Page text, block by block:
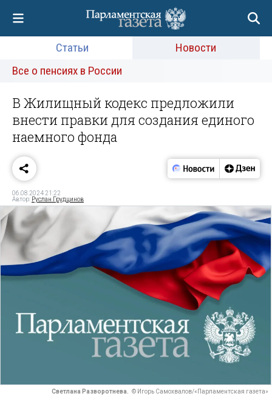
Статьи
Новости
Все о пенсиях в России
В Жилищный кодекс предложили
внести правки для создания единого
наемного фонда
06.08.2024 21:22
Автор: Руслан Грудцинов
Светлана Разворотнева. © Игорь Самохвалов/«Парламентская газета»